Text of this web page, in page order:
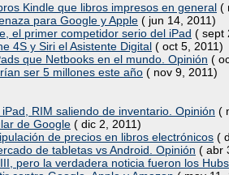
Kindle que libros impresos en general (
para Google y Apple ( jun 14, 2011)
el primer competidor serio del iPad ( sept
4S y Siri el Asistente Digital ( oct 5, 2011)
que Netbooks en el mundo. Opinión (
ser 5 millones este año ( nov 9, 2011)
RIM saliendo de inventario. Opinión (
de Google ( dic 2, 2011)
de precios en libros electrónicos (
de tabletas vs Android. Opinión ( abr
pero la verdadera noticia fueron los Hubs